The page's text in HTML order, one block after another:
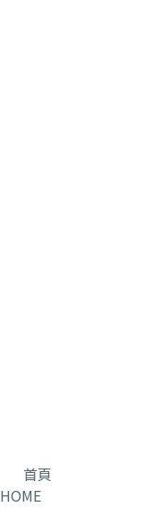
首頁
HOME